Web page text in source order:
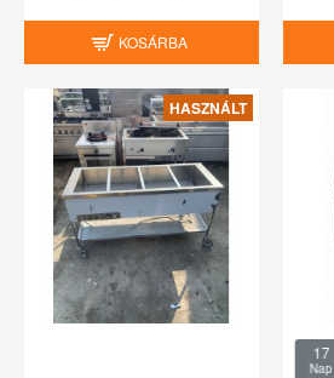
KOSÁRBA
HASZNÁLT
17
Nap